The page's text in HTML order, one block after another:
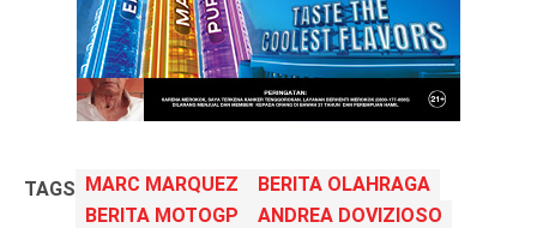
TAGS MARC MARQUEZ
BERITA OLAHRAGA
BERITA MOTOGP
ANDREA DOVIZIOSO